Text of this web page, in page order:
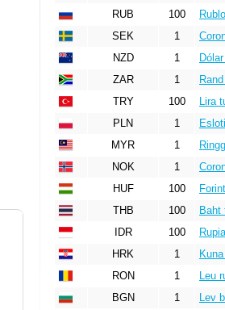
RUB
100
SEK
1
NZD
1
ZAR
1
TRY
100 Lira
PLN
1
MYR
1
NOK
1
HUF
100
THB
100 Baht
IDR
100
HRK
1
RON
1 Leu
BGN
1 Lev